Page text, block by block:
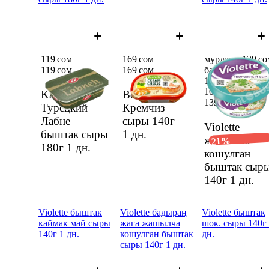
Kalleh
Турецкий
Лабне
быштак сыры
180г 1 дн.
119 сом
119 сом
Bonfesto
Кремчиз
сыры 140г
1 дн.
169 сом
169 сом
Violette
жашылча
кошулган
быштак
140г 1 дн.
мурдагы 139
баанын ордуна
109,49 сом
109,49 сом
139 сом
21%
Violette быштак
каймак май сыры
140г 1 дн.
Violette бадыраң
жага жашылча
кошулган быштак
сыры 140г 1 дн.
Violette быштак
шок. сыры 140г
дн.